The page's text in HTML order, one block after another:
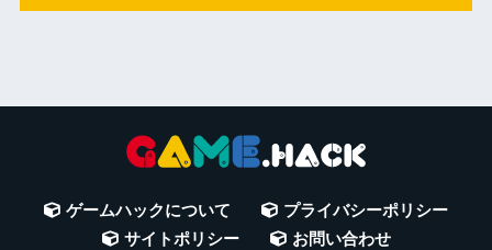
ゲームハックについて
プライバシーポリシー
サイトポリシー
お問い合わせ